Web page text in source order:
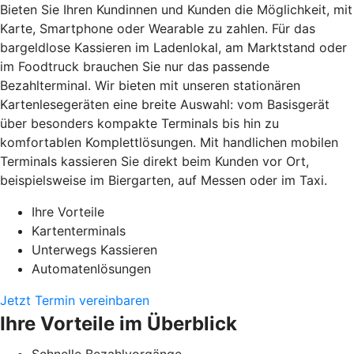
Bieten Sie Ihren Kundinnen und Kunden die Möglichkeit, mit
Karte, Smartphone oder Wearable zu zahlen. Für das
bargeldlose Kassieren im Ladenlokal, am Marktstand oder
im Foodtruck brauchen Sie nur das passende
Bezahlterminal. Wir bieten mit unseren stationären
Kartenlesegeräten eine breite Auswahl: vom Basisgerät
über besonders kompakte Terminals bis hin zu
komfortablen Komplettlösungen. Mit handlichen mobilen
Terminals kassieren Sie direkt beim Kunden vor Ort,
beispielsweise im Biergarten, auf Messen oder im Taxi.
Ihre Vorteile
Kartenterminals
Unterwegs Kassieren
Automatenlösungen
Jetzt Termin vereinbaren
Ihre Vorteile im Überblick